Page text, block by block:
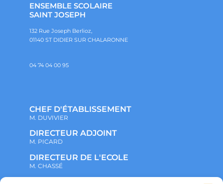
ENSEMBLE SCOLAIRE
SAINT JOSEPH
132 Rue Joseph Berlioz,
01140 ST DIDIER SUR CHALARONNE
04 74 04 00 95
CHEF D'ÉTABLISSEMENT
M. DUVIVIER
DIRECTEUR ADJOINT
M. PICARD
DIRECTEUR DE L'ECOLE
M. CHASSÉ